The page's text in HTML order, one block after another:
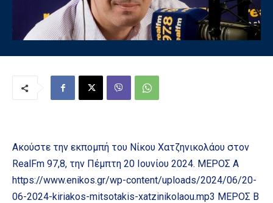
Ακούστε την εκπομπή του Νίκου Χατζηνικολάου στον
RealFm 97,8, την Πέμπτη 20 Ιουνίου 2024. ΜΕΡΟΣ Α
https://www.enikos.gr/wp-content/uploads/2024/06/20-
06-2024-kiriakos-mitsotakis-xatzinikolaou.mp3 ΜΕΡΟΣ Β